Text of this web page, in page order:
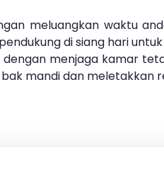
meluangkan waktu
di siang hari
dengan menjaga kamar
mandi dan meletakkan